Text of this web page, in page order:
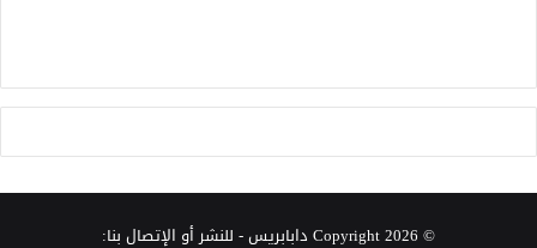
© Copyright 2026 دابابريس- للنشر أو الإتصال بنا: